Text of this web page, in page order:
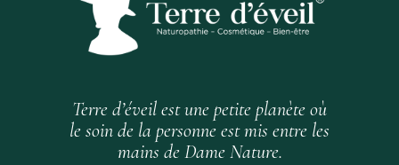
Terre d’éveil est une petite planète où
le soin de la personne est mis entre les
mains de Dame Nature.